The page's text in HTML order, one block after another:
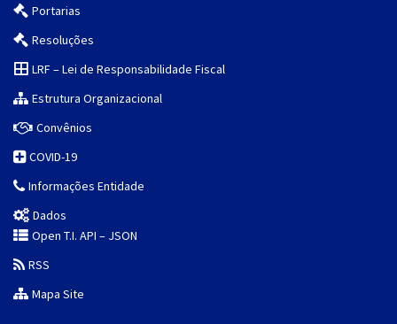
Portarias
Resoluções
LRF – Lei de Responsabilidade Fiscal
Estrutura Organizacional
Convênios
COVID-19
Informações Entidade
Dados
Open T.I. API – JSON
RSS
Mapa Site